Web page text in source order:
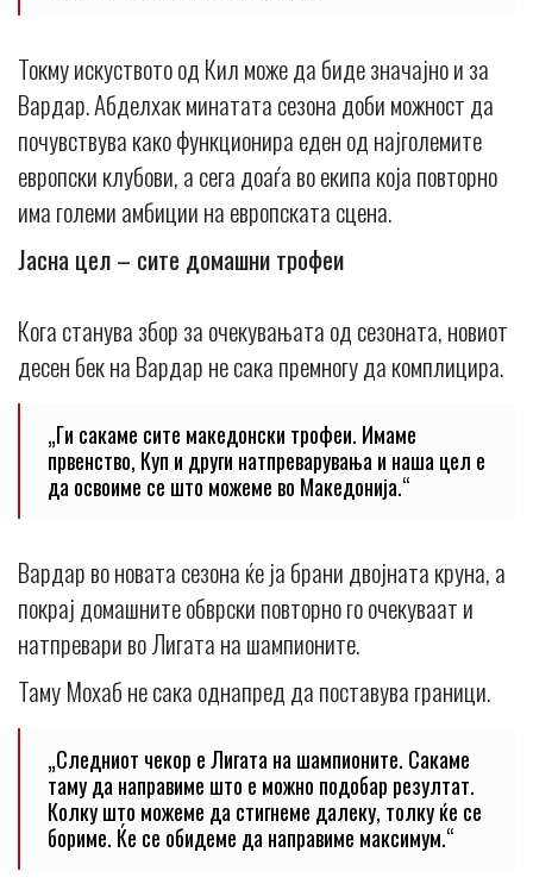
Токму искуството од Кил може да биде значајно и за
Вардар. Абделхак минатата сезона доби можност да
почувствува како функционира еден од најголемите
европски клубови, а сега доаѓа во екипа која повторно
има големи амбиции на европската сцена.
Јасна цел – сите домашни трофеи
Кога станува збор за очекувањата од сезоната, новиот
десен бек на Вардар не сака премногу да комплицира.
„Ги сакаме сите македонски трофеи. Имаме
првенство, Куп и други натпреварувања и наша цел е
да освоиме се што можеме во Македонија.“
Вардар во новата сезона ќе ја брани двојната круна, а
покрај домашните обврски повторно го очекуваат и
натпревари во Лигата на шампионите.
Таму Мохаб не сака однапред да поставува граници.
„Следниот чекор е Лигата на шампионите. Сакаме
таму да направиме што е можно подобар резултат.
Колку што можеме да стигнеме далеку, толку ќе се
бориме. Ќе се обидеме да направиме максимум.“